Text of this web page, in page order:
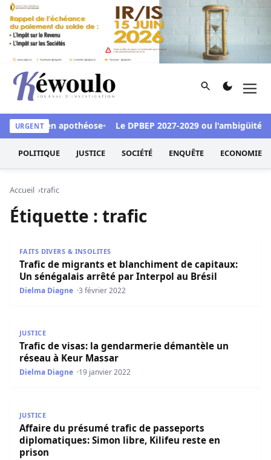
Aller au contenu
Kéwoulo, le premier site d'information et d'investigation
Rechercher
URGENT
accueil en apothéose Le DPBEP 2027-2029 ou l'ambigüité
POLITIQUE JUSTICE SOCIÉTÉ ENQUÊTE ECONOMIE
Accueil trafic
Étiquette : trafic
FAITS DIVERS & INSOLITES
Trafic de migrants et blanchiment de capitaux:
Un sénégalais arrêté par Interpol au Brésil
Dielma Diagne 3 février 2022
JUSTICE
Trafic de visas: la gendarmerie démantèle un
réseau à Keur Massar
Dielma Diagne 19 janvier 2022
JUSTICE
Affaire du présumé trafic de passeports
diplomatiques: Simon libre, Kilifeu reste en
prison